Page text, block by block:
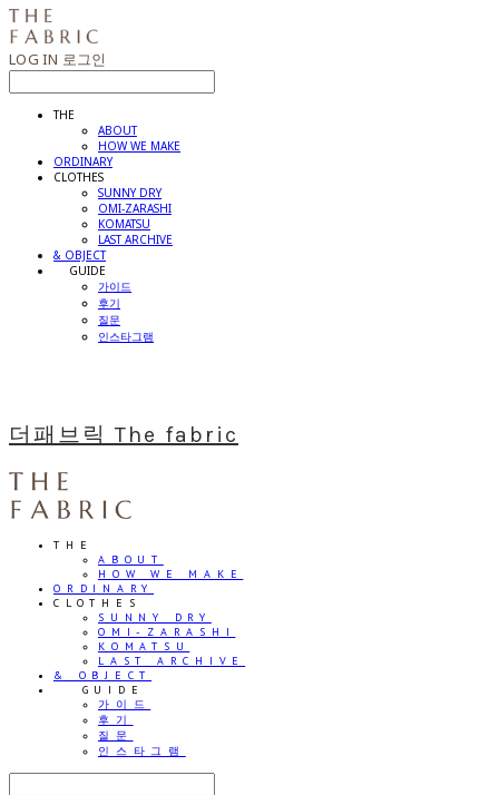
LOG IN 로그인
THE
ABOUT
HOW WE MAKE
ORDINARY
CLOTHES
SUNNY DRY
OMI-ZARASHI
KOMATSU
LAST ARCHIVE
& OBJECT
⠀⠀GUIDE
가이드
후기
질문
인스타그램
더패브릭 The fabric
THE
ABOUT
HOW WE MAKE
ORDINARY
CLOTHES
SUNNY DRY
OMI-ZARASHI
KOMATSU
LAST ARCHIVE
& OBJECT
⠀⠀GUIDE
가이드
후기
질문
인스타그램